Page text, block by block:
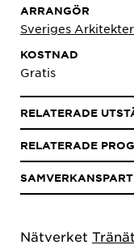
Nätverket
ARRANGÖR
Sveriges Arkitekter
KOSTNAD
Gratis
RELATERADE
RELATERADE